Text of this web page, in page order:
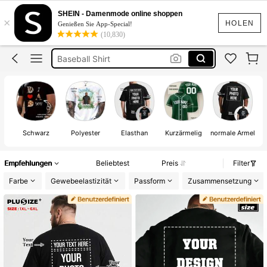
HOLEN
×
SHEIN - Damenmode online shoppen
Genießen Sie App-Special!
(10,830)
Personalisiertes Tshirt
Baseball Shirt
Men Plus Size
Personalisiertes Tshirt
Schwarz Polyester Elasthan Kurzärmelig normale Ärmel
Empfehlungen Beliebtest Preis
Filter
Farbe
Gewebeelastizität Passform Zusammensetzung